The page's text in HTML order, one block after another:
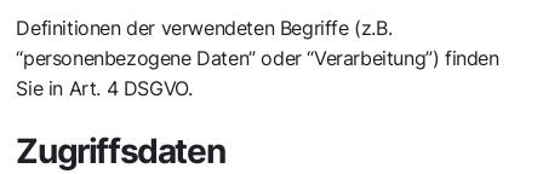
Definitionen der verwendeten Begriffe (z.B.
“personenbezogene Daten” oder “Verarbeitung”) finden
Sie in Art. 4 DSGVO.
Zugriffsdaten